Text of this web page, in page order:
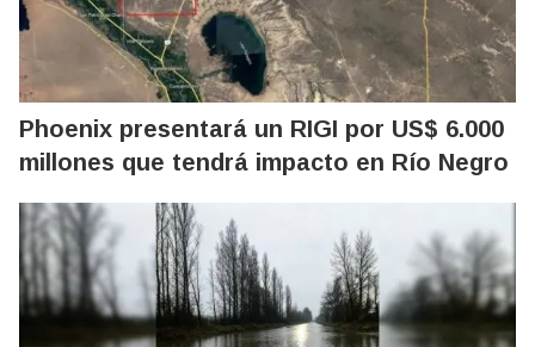
Phoenix presentará un RIGI por US$ 6.000
millones que tendrá impacto en Río Negro